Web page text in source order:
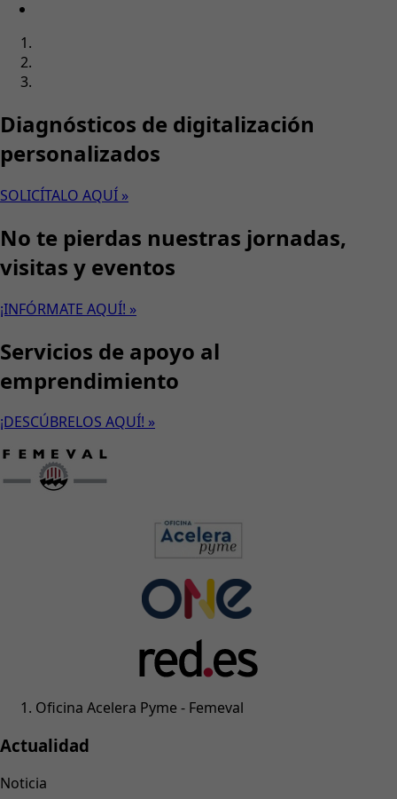
Diagnósticos de digitalización
personalizados
SOLICÍTALO AQUÍ »
No te pierdas nuestras jornadas,
visitas y eventos
¡INFÓRMATE AQUÍ! »
Servicios de apoyo al
emprendimiento
¡DESCÚBRELOS AQUÍ! »
Oficina Acelera Pyme - Femeval
Actualidad
Noticia